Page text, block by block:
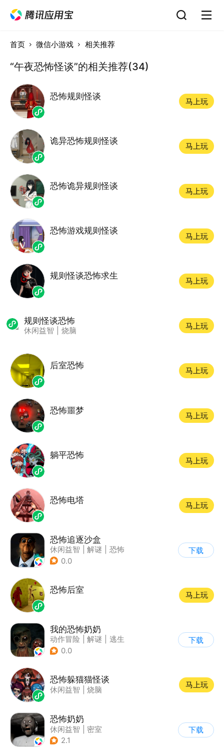
首页 微信小游戏 相关推荐
“午夜恐怖怪谈”的相关推荐(34)
恐怖规则怪谈
马上玩
诡异恐怖规则怪谈
马上玩
恐怖诡异规则怪谈
马上玩
恐怖游戏规则怪谈
马上玩
规则怪谈恐怖求生
马上玩
规则怪谈恐怖
休闲益智 烧脑
马上玩
后室恐怖
马上玩
恐怖噩梦
马上玩
躺平恐怖
马上玩
恐怖电塔
马上玩
恐怖追逐沙盒
休闲益智 解谜
恐怖
| 暗黑
0.0
下载
恐怖后室
马上玩
我的恐怖奶奶
动作冒险 解谜
逃生
| 写实
0.0
下载
恐怖躲猫猫怪谈
休闲益智 烧脑
马上玩
恐怖奶奶
休闲益智
密室
| 恐怖奶奶
2.1
下载